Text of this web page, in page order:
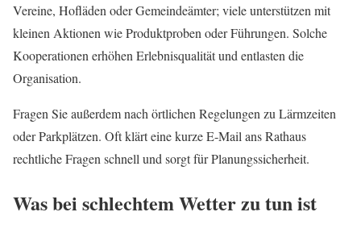
Vereine, Hofläden oder Gemeindeämter; viele unterstützen mit
kleinen Aktionen wie Produktproben oder Führungen. Solche
Kooperationen erhöhen Erlebnisqualität und entlasten die
Organisation.
Fragen Sie außerdem nach örtlichen Regelungen zu Lärmzeiten
oder Parkplätzen. Oft klärt eine kurze E‑Mail ans Rathaus
rechtliche Fragen schnell und sorgt für Planungssicherheit.
Was bei schlechtem Wetter zu tun ist